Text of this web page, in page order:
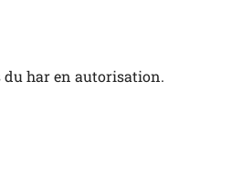
du har en autorisation.